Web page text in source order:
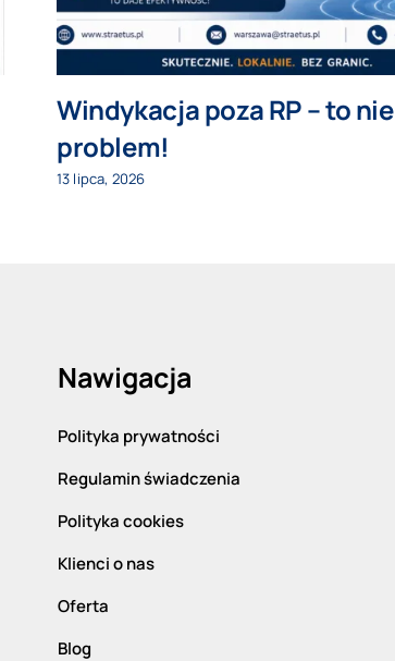
Windykacja poza RP – to nie
problem!
13 lipca, 2026
Nawigacja
Polityka prywatności
Regulamin świadczenia
Polityka cookies
Klienci o nas
Oferta
Blog